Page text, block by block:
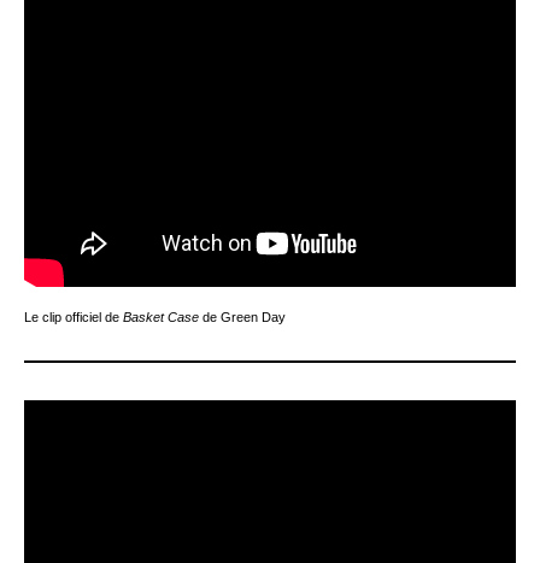
Le clip officiel de Basket Case de Green Day